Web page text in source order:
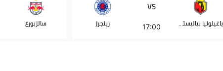
ياغيلونيا بياليستوك
VS
17:00 رينجرز سالزبورغ